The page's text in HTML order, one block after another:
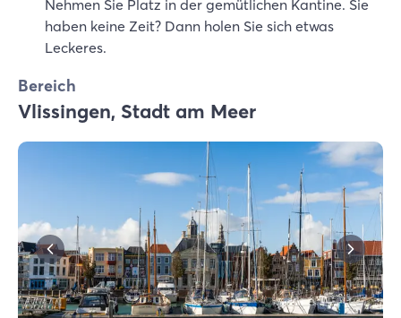
Nehmen Sie Platz in der gemütlichen Kantine. Sie
haben keine Zeit? Dann holen Sie sich etwas
Leckeres.
Bereich
Vlissingen, Stadt am Meer